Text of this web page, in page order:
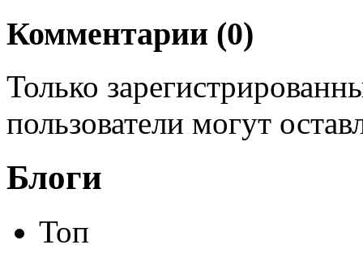
Комментарии (0)
Только
пользователи могут
Блоги
Топ